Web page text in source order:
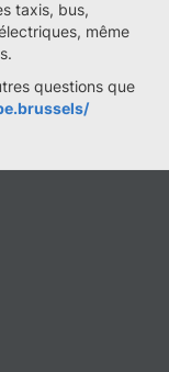
taxis, bus,
même
questions que